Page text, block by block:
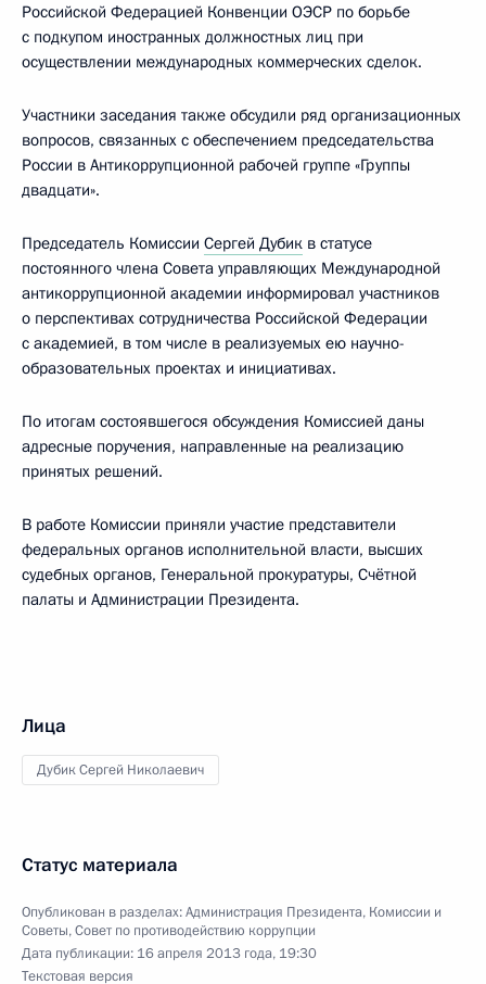
Российской Федерацией Конвенции ОЭСР по борьбе
с подкупом иностранных должностных лиц при
осуществлении международных коммерческих сделок.
Участники заседания также обсудили ряд организационных
вопросов, связанных с обеспечением председательства
России в Антикоррупционной рабочей группе «Группы
двадцати».
Председатель Комиссии Сергей Дубик в статусе
постоянного члена Совета управляющих Международной
антикоррупционной академии информировал участников
о перспективах сотрудничества Российской Федерации
с академией, в том числе в реализуемых ею научно-
образовательных проектах и инициативах.
По итогам состоявшегося обсуждения Комиссией даны
адресные поручения, направленные на реализацию
принятых решений.
В работе Комиссии приняли участие представители
федеральных органов исполнительной власти, высших
судебных органов, Генеральной прокуратуры, Счётной
палаты и Администрации Президента.
Лица
Дубик Сергей Николаевич
Статус материала
Опубликован в разделах:Администрация Президента, Комиссии и
Советы,Совет по противодействию коррупции
Дата публикации: 16 апреля 2013 года, 19:30
Текстовая версия